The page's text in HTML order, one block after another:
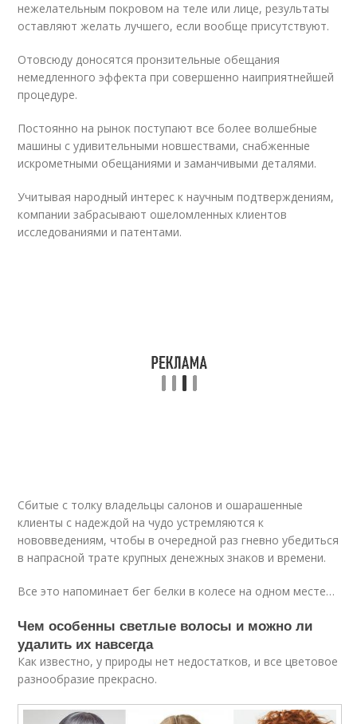
нежелательным покровом на теле или лице, результаты
оставляют желать лучшего, если вообще присутствуют.
Отовсюду доносятся пронзительные обещания
немедленного эффекта при совершенно наиприятнейшей
процедуре.
Постоянно на рынок поступают все более волшебные
машины с удивительными новшествами, снабженные
искрометными обещаниями и заманчивыми деталями.
Учитывая народный интерес к научным подтверждениям,
компании забрасывают ошеломленных клиентов
исследованиями и патентами.
Сбитые с толку владельцы салонов и ошарашенные
клиенты с надеждой на чудо устремляются к
нововведениям, чтобы в очередной раз гневно убедиться
в напрасной трате крупных денежных знаков и времени.
Все это напоминает бег белки в колесе на одном месте…
Чем особенны светлые волосы и можно ли
удалить их навсегда
Как известно, у природы нет недостатков, и все цветовое
разнообразие прекрасно.